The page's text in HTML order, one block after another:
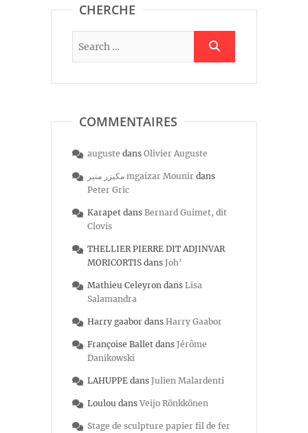
CHERCHE
COMMENTAIRES
auguste dans Olivier Auguste
مكيزر منير mgaizar Mounir dans
Peter Gric
Karapet dans Bernard Guimet, dit
Clovis
THELLIER PIERRE DIT ADJINVAR
MORICORTIS dans Joh’
Mathieu Celeyron dans Lisa
Salamandra
Harry gaabor dans Harry Gaabor
Françoise Ballet dans Jérôme
Danikowski
LAHUPPE dans Julien Malardenti
Loulou dans Veijo Rönkkönen
Stage de sculpture papier fil de fer